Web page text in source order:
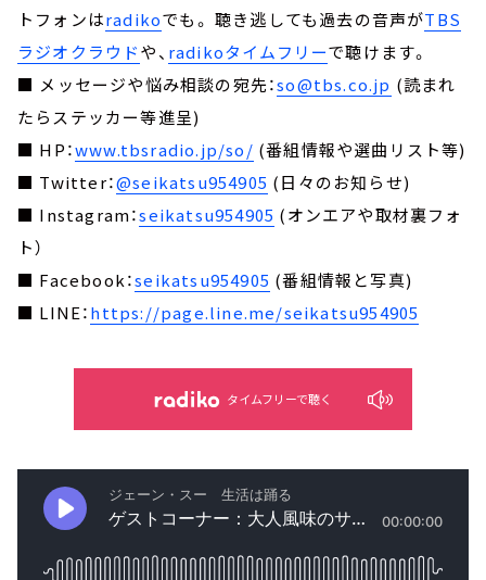
トフォンはradikoでも。 聴き逃しても過去の音声がTBS
ラジオクラウドや、 radikoタイムフリーで聴けます。
■ メッセージや悩み相談の宛先：so@tbs.co.jp (読まれ
たらステッカー等進呈)
■ HP：www.tbsradio.jp/so/ (番組情報や選曲リスト等)
■ Twitter：@seikatsu954905 (日々のお知らせ)
■ Instagram：seikatsu954905 (オンエアや取材裏フォ
ト）
■ Facebook：seikatsu954905 (番組情報と写真)
■ LINE：https://page.line.me/seikatsu954905
タイムフリーで聴く